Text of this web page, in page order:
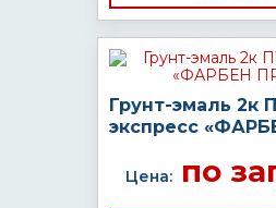
Грунт-эмаль 2к
экспресс
Цена:по